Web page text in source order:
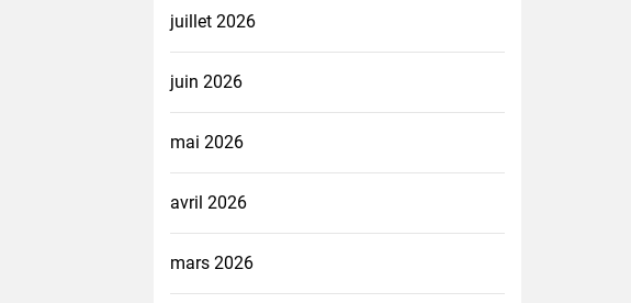
juillet 2026
juin 2026
mai 2026
avril 2026
mars 2026